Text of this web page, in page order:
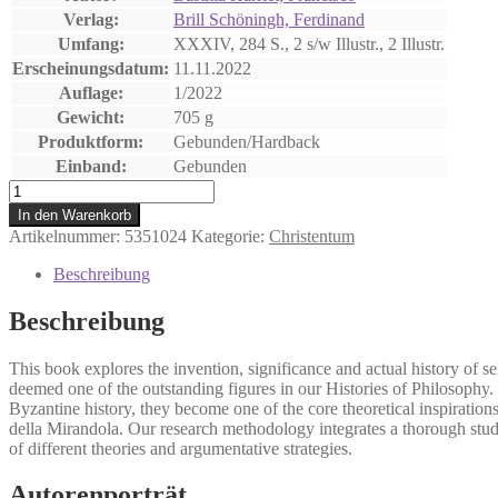
Verlag:
Brill Schöningh, Ferdinand
Umfang:
XXXIV, 284 S., 2 s/w Illustr., 2 Illustr.
Erscheinungsdatum: 11.11.2022
Auflage:
1/2022
Gewicht:
705 g
Produktform:
Gebunden/Hardback
Einband:
Gebunden
An
Ontological
Freedom
Menge
In den Warenkorb
Artikelnummer: 5351024 Kategorie: Christentum
Beschreibung
Beschreibung
This book explores the invention, significance and actual history of
deemed one of the outstanding figures in our Histories of
Byzantine history, they become one of the core theoretical
della Mirandola. Our research methodology integrates a thorough
of different theories and argumentative strategies.